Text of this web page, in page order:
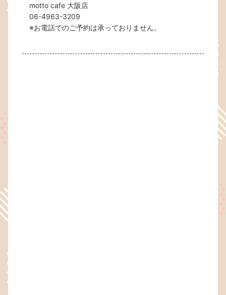
motto cafe 大阪店
06-4963-3209
※お電話でのご予約は承っておりません。